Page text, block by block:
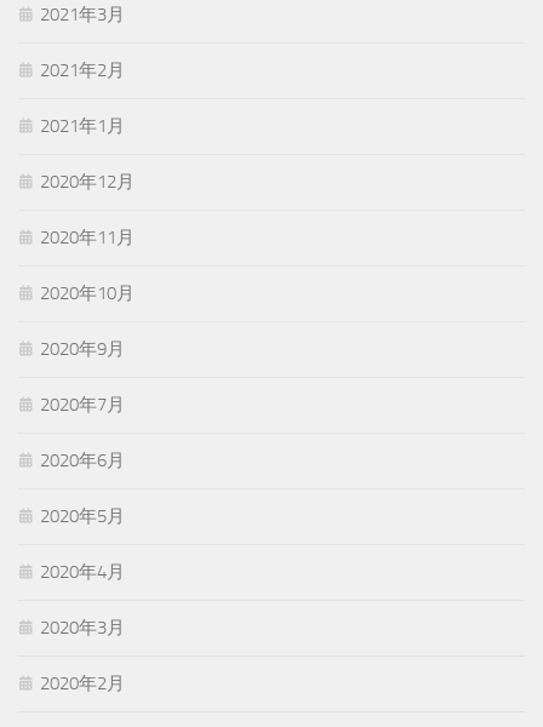
2021年3月
2021年2月
2021年1月
2020年12月
2020年11月
2020年10月
2020年9月
2020年7月
2020年6月
2020年5月
2020年4月
2020年3月
2020年2月